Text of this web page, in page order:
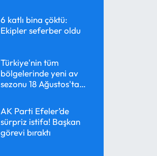
6 katlı bina çöktü:
Ekipler seferber oldu
Türkiye'nin tüm
bölgelerinde yeni av
sezonu 18 Ağustos'ta
AK Parti Efeler’de
sürpriz istifa! Başkan
görevi bıraktı